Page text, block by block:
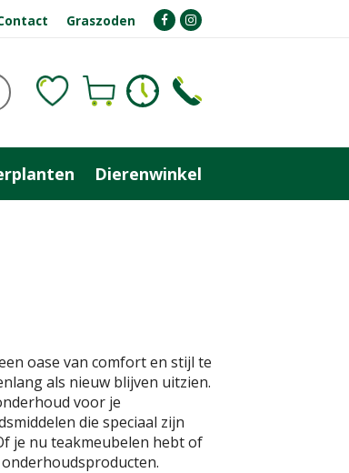
Graszoden
Dierenwinkel
oase van comfort en stijl te
als nieuw blijven uitzien.
voor je
die speciaal zijn
je nu teakmeubelen hebt of